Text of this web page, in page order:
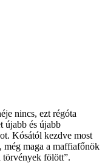
nincs, ezt régóta
újabb és újabb
Kósától kezdve most
még maga a maffiafőnök
törvények fölött”.